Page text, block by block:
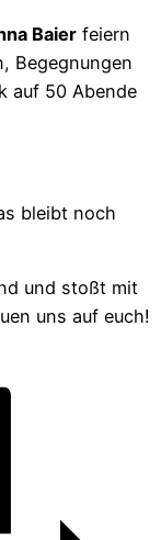
Baier feiern
Begegnungen
auf 50 Abende
bleibt noch
und stoßt mit
uns auf euch!